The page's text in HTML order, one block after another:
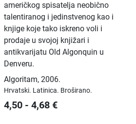
američkog spisatelja neobično
talentiranog i jedinstvenog kao i
knjige koje tako iskreno voli i
prodaje u svojoj knjižari i
antikvarijatu Old Algonquin u
Denveru.
Algoritam,2006.
Hrvatski. Latinica. Broširano.
4,50 -4,68 €